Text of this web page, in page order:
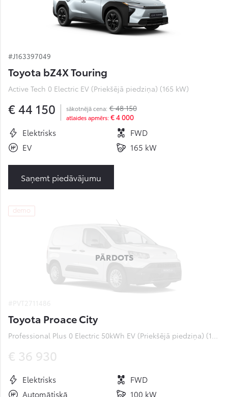
#J163397049
Toyota bZ4X Touring
Active Tech 0 Electric EV (Priekšējā piedziņa) (165 kW)
€ 44 150 sākotnējā cena: € 48 150
atlaides apmērs: € 4 000
Elektrisks
FWD
EV
165 kW
Saņemt piedāvājumu
demo
PĀRDOTS
Toyota Proace City
Professional Plus 0 Electric 50kWh EV (Priekšējā piedziņa) (100 kW)
€ 36 930
Elektrisks
FWD
Automātiskā
100 kW